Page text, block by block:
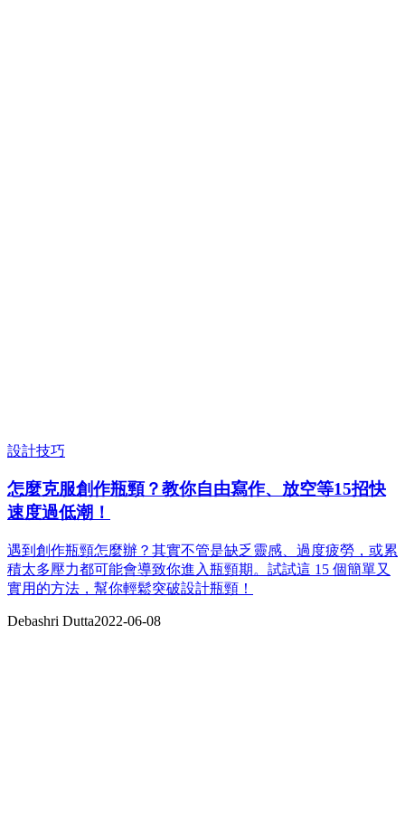
設計技巧
怎麼克服創作瓶頸？教你自由寫作、放空等15招快
速度過低潮！
遇到創作瓶頸怎麼辦？其實不管是缺乏靈感、過度疲勞，或累
積太多壓力都可能會導致你進入瓶頸期。試試這 15 個簡單又
實用的方法，幫你輕鬆突破設計瓶頸！
Debashri Dutta2022-06-08